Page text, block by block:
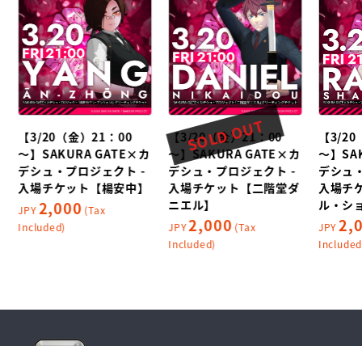
【3/20（金）21：00
～】SAKURA GATE×カ
デシュ・プロジェクト -
入場チケット【楊安中】
JPY2,000 (Tax
Included)
SOLD OUT
【3/20（金）21：00
～】SAKURA GATE×カ
デシュ・プロジェクト -
入場チケット【二階堂ダ
ニエル】
JPY2,000 (Tax
Included)
【3/
～】
デシュ
入場チ
ル・シ
JPY